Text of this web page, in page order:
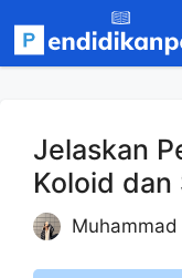
isi
Jelaskan
Koloid dan
Muhammad